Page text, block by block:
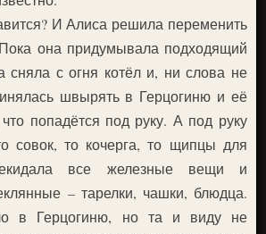
И Алиса решила переменить
она придумывала подходящий
сняла с огня котёл и, ни слова не
швырять в Герцогиню и её
попадётся под руку. А под руку
совок, то кочерга, то щипцы для
все железные вещи и
– тарелки, чашки, блюдца.
в Герцогиню, но та и виду не